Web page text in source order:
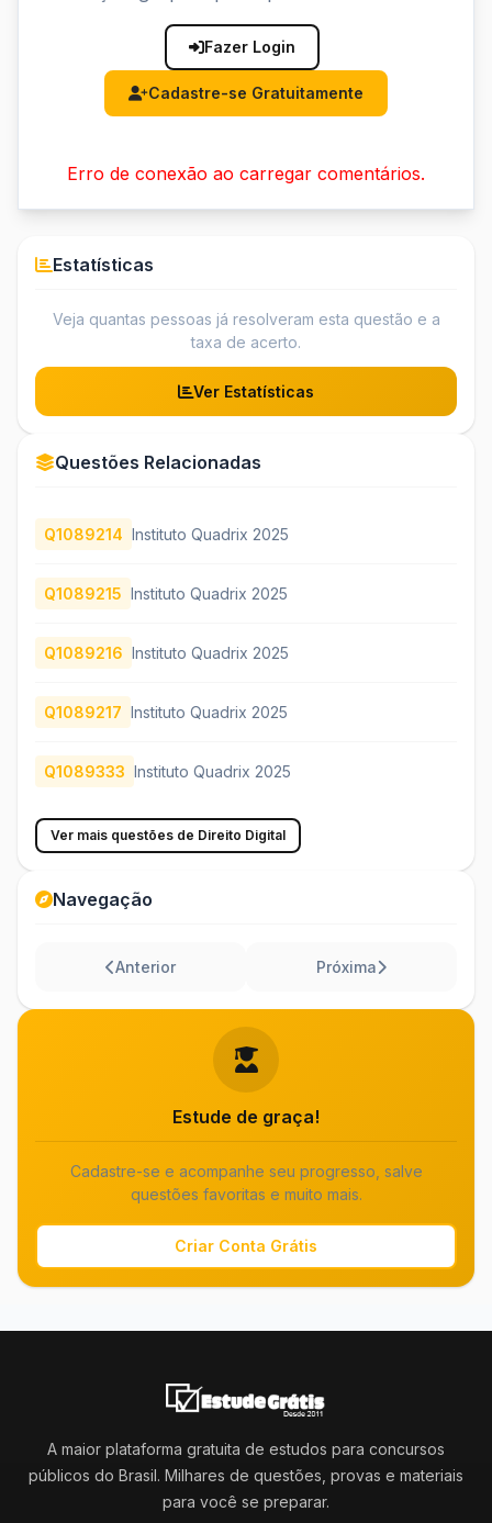
Fazer Login
Cadastre-se Gratuitamente
Erro de conexão ao carregar comentários.
Estatísticas
Veja quantas pessoas já resolveram esta questão e a
taxa de acerto.
Ver Estatísticas
Questões Relacionadas
Q1089214 Instituto Quadrix 2025
Q1089215 Instituto Quadrix 2025
Q1089216 Instituto Quadrix 2025
Q1089217 Instituto Quadrix 2025
Q1089333 Instituto Quadrix 2025
Ver mais questões de Direito Digital
Navegação
Anterior Próxima
Estude de graça!
Cadastre-se e acompanhe seu progresso, salve
questões favoritas e muito mais.
Criar Conta Grátis
A maior plataforma gratuita de estudos para concursos
públicos do Brasil. Milhares de questões, provas e materiais
para você se preparar.